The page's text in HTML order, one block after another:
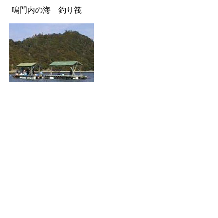
鳴門内の海 釣り筏